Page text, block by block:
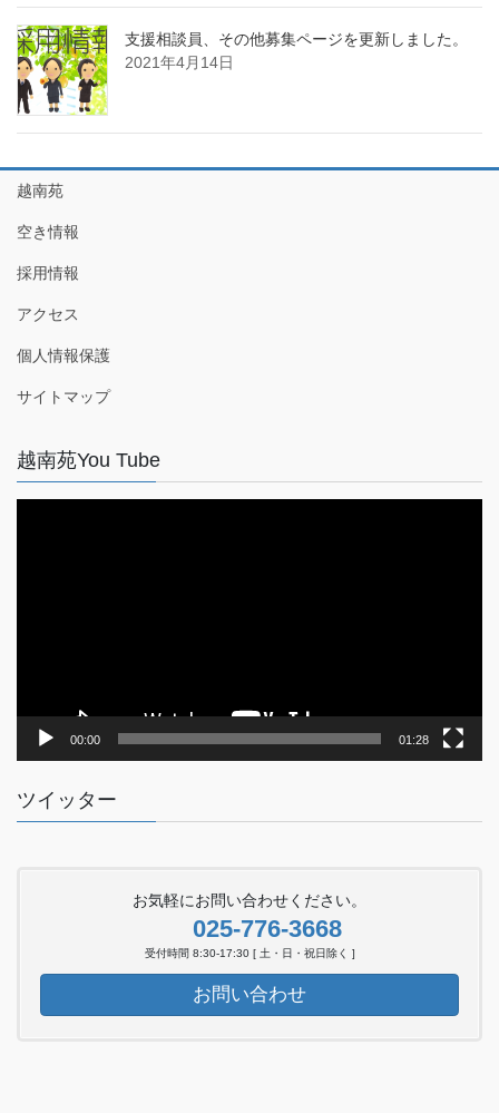
支援相談員、その他募集ページを更新しました。
2021年4月14日
越南苑
空き情報
採用情報
アクセス
個人情報保護
サイトマップ
越南苑You Tube
00:00 01:28
ツイッター
お気軽にお問い合わせください。
025-776-3668
受付時間 8:30-17:30 [ 土・日・祝日除く ]
お問い合わせ